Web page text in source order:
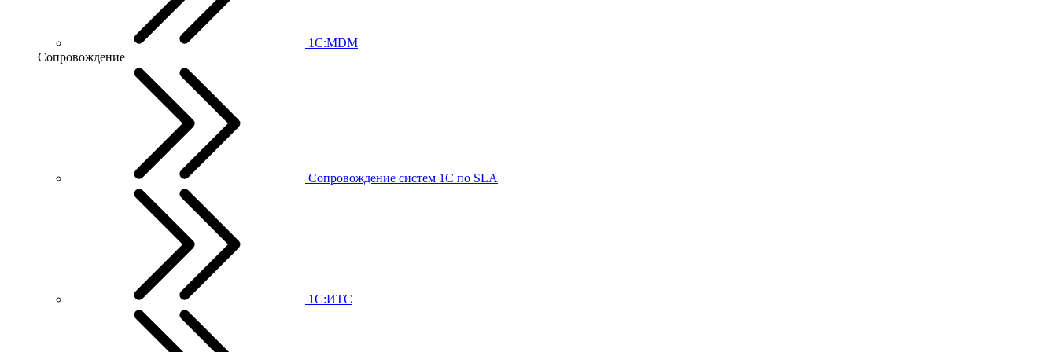
1С:MDM
Сопровождение
Сопровождение систем 1С по SLA
1С:ИТС